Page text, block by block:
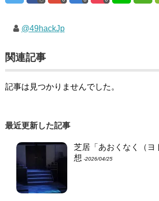
@49hackJp
関連記事
記事は見つかりませんでした。
最近更新した記事
芝居「あおくなく（ヨ
想 ‐2026/04/25